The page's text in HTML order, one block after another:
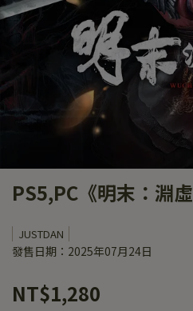
PS5,PC《明末：淵
JUSTDAN
發售日期：2025年07月24日
NT$1,280